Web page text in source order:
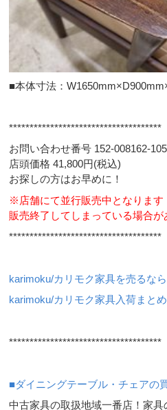
■本体寸法：
*************************************
お問い合わせ番号 152-008162-105
店頭価格 41,800円(税込)
お探しの方はお早めに！
※店舗にて並行販売中となります
販売終了してしまっている場合が
*************************************
karimoku/カリモク家具を売るなら
karimoku/カリモク家具入荷まとめ
*************************************
■ダイニングテーブル・チェアの
中古家具の取扱地域一番店！家